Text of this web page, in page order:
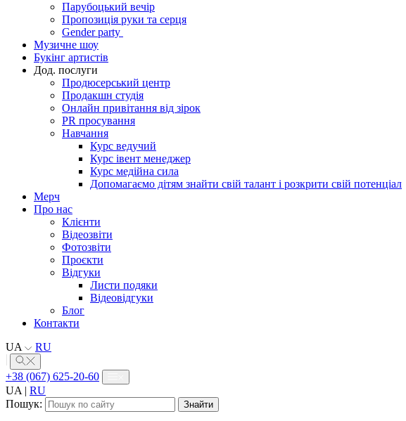
Парубоцький вечір
Пропозиція руки та серця
Gender party
Музичне шоу
Букінг артистів
Дод. послуги
Продюсерський центр
Продакшн студія
Онлайн привітання від зірок
PR просування
Навчання
Курс ведучий
Курс івент менеджер
Курс медійна сила
Допомагаємо дітям знайти свій талант і розкрити свій потенціал
Мерч
Про нас
Клієнти
Відеозвіти
Фотозвіти
Проєкти
Відгуки
Листи подяки
Відеовідгуки
Блог
Контакти
UA
RU
+38 (067) 625-20-60
UA | RU
Пошук: